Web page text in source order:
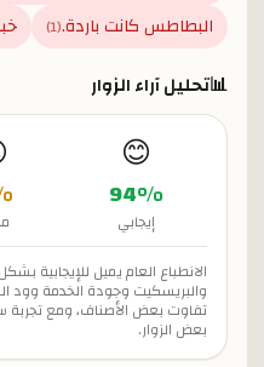
البطاطس كانت باردة.(
1
)
📊تحليل آراء الزوار
😊
94%
إيجابي
الانطباع العام يميل للإيجابية
والبريسكيت وجودة الخدمة وود
تفاوت بعض الأصناف، ومع تجربة
بعض الزوار.